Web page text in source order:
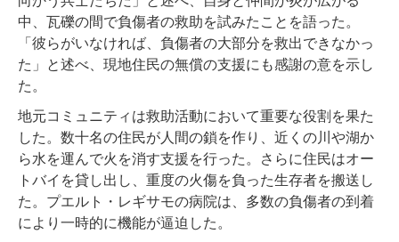
中、瓦礫の間で負傷者の救助を試みたことを語った。
「彼らがいなければ、負傷者の大部分を救出できなかっ
た」と述べ、現地住民の無償の支援にも感謝の意を示し
た。
地元コミュニティは救助活動において重要な役割を果た
した。数十名の住民が人間の鎖を作り、近くの川や湖か
ら水を運んで火を消す支援を行った。さらに住民はオー
トバイを貸し出し、重度の火傷を負った生存者を搬送し
た。プエルト・レギサモの病院は、多数の負傷者の到着
により一時的に機能が逼迫した。